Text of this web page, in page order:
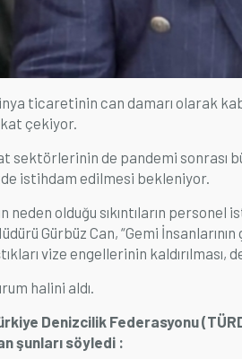
ticaretinin can damarı olarak
çekiyor.
sektörlerinin de pandemi sonrası
istihdam edilmesi bekleniyor.
neden olduğu sıkıntıların
Gürbüz Can, “Gemi
vize engellerinin
halini aldı.
Denizcilik Federasyonu
şunları söyledi :